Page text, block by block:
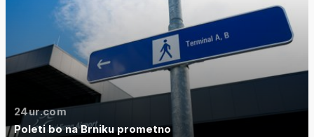
24ur.com
Poleti bo na Brniku prometno